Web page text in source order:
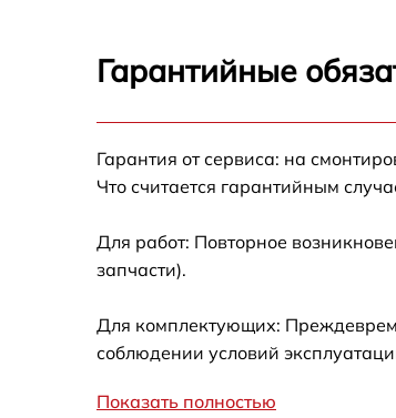
Гарантийные
Гарантия от сервиса: на
Что считается гарантийным
Для работ: Повторное
запчасти).
Для комплектующих:
соблюдении условий
Показать полностью